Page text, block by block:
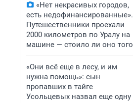
«Нет некрасивых городов,
есть недофинансированные».
Путешественники проехали
2000 километров по Уралу на
машине — стоило ли оно того
«Они всё еще в лесу, и им
нужна помощь»: сын
пропавших в тайге
Усольцевых назвал еще одну